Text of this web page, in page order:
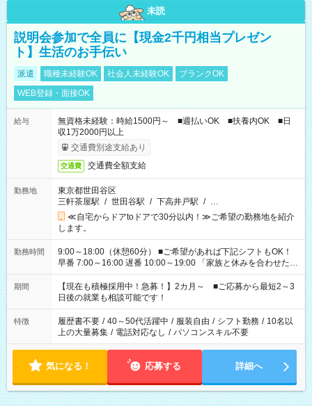
未読
説明会参加で全員に【現金2千円相当プレゼン
ト】生活のお手伝い
派遣 職種未経験OK 社会人未経験OK
ブランクOK
WEB登録・面接OK
給与
無資格未経験：時給1500円～ ■週払いOK ■扶養内OK ■日
収1万2000円以上
交通費別途支給あり
交通費 交通費全額支給
勤務地
東京都世田谷区
三軒茶屋駅 / 世田谷駅 / 下高井戸駅 / …
≪自宅からドアtoドアで30分以内！≫ご希望の勤務地を紹介
します。
勤務時間
9:00～18:00（休憩60分） ■ご希望があれば下記シフトもOK！
早番 7:00～16:00 遅番 10:00～19:00 「家族と休みを合わせた
い」 「余裕を持って夕飯の準備がしたい」 「できれば残業はし
たくない」 など、ご希望を教えてくださいね。 ※Wワーク希望
の方へ 今ご覧のお仕事で希望する勤務時間と、もう1つのお仕事
の勤務時間。 合計で週40時間を超える場合は応募できません。
期間
【現在も積極採用中！急募！】2カ月～ ■ご応募から最短2～3
日後の就業も相談可能です！
特徴 履歴書不要 / 40～50代活躍中 / 服装自由 / シフト勤務 / 10名以
上の大量募集 / 電話対応なし / パソコンスキル不要
気になる！ 応募する 詳細へ